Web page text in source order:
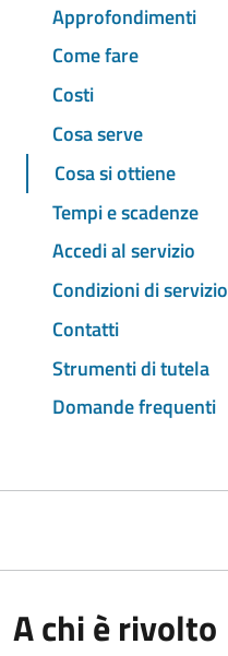
Approfondimenti
Come fare
Costi
Cosa serve
Cosa si ottiene
Tempi e scadenze
Accedi al servizio
Condizioni di servizio
Contatti
Strumenti di tutela
Domande frequenti
A chi è rivolto